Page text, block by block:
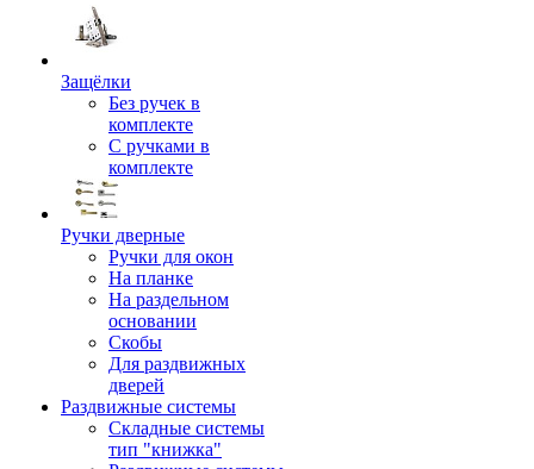
Защёлки
Без ручек в
комплекте
С ручками в
комплекте
Ручки дверные
Ручки для окон
На планке
На раздельном
основании
Скобы
Для раздвижных
дверей
Раздвижные системы
Складные системы
тип "книжка"